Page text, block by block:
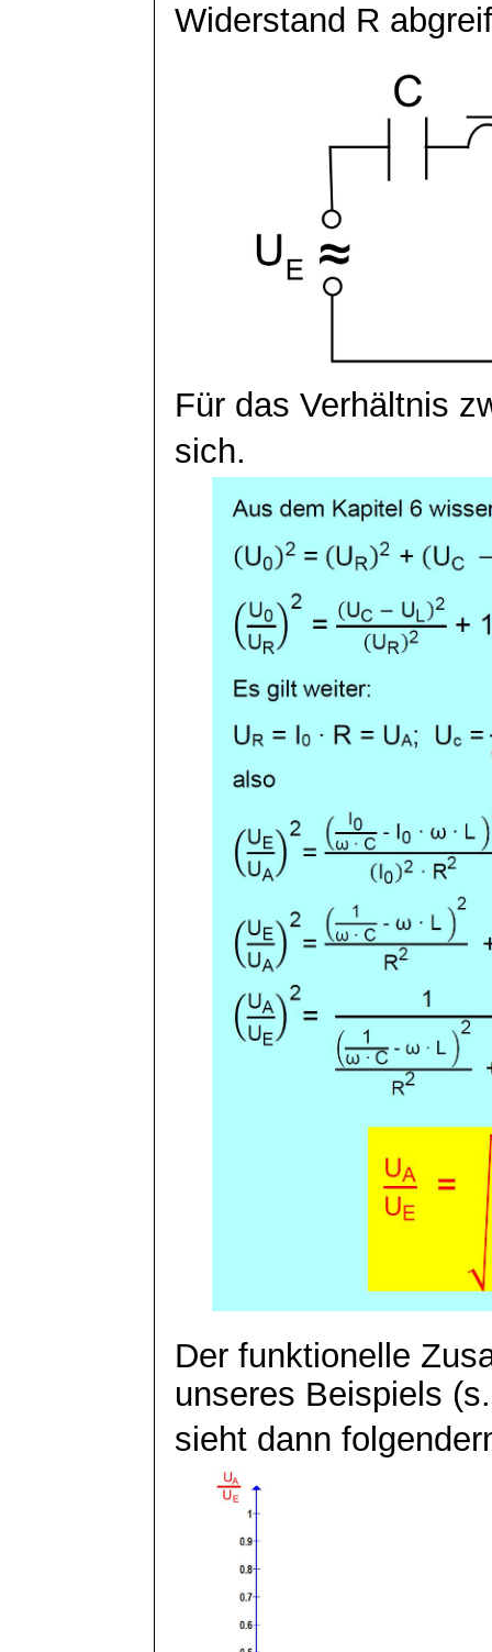
Widerstand R
Für das Verhältnis
sich.
Der funktionelle
unseres Beispiels
sieht dann